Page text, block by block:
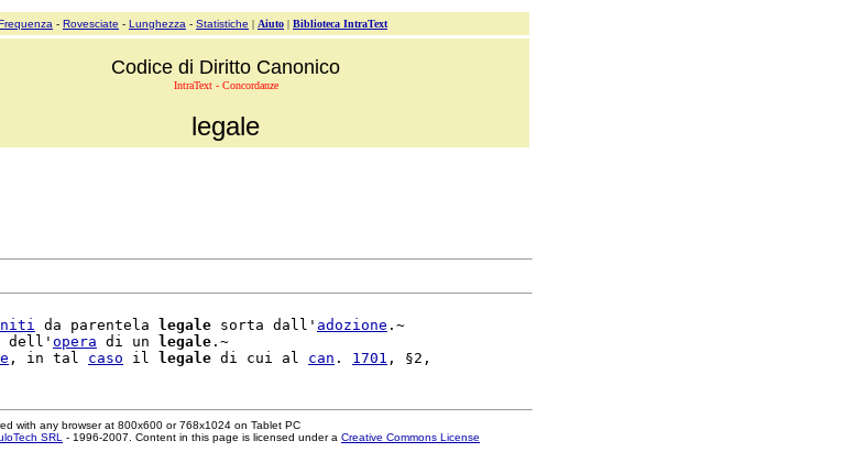
- Rovesciate - Lunghezza - Statistiche | Aiuto | Biblioteca IntraText
Codice di Diritto Canonico
IntraText - Concordanze
legale
da parentela legale sorta dall' adozione .~
dell' opera di un legale .~
, in tal caso il legale di cui al can . 1701
with any browser at 800x600 or 768x1024 on Tablet PC
SRL - 1996-2007. Content in this page is licensed under a Creative Commons License